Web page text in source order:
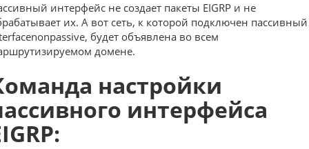
интерфейс не создает пакеты EIGRP и не
их. А вот сеть, к которой подключен пассивный
будет объявлена во всем
домене.
настройки
интерфейса